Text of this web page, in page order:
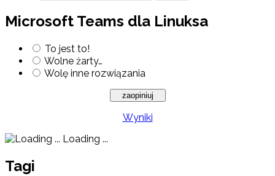
Microsoft Teams dla Linuksa
To jest to!
Wolne żarty…
Wolę inne rozwiązania
Wyniki
Loading ...
Tagi